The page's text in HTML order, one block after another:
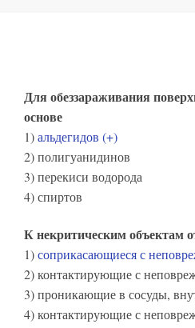
Для обеззараживания
основе
1)альдегидов (+)
2) полигуанидинов
3) перекиси водорода
4) спиртов
К некритическим объектам
1)соприкасающиеся с
2) контактирующие с
3) проникающие в сосуды,
4) контактирующие с